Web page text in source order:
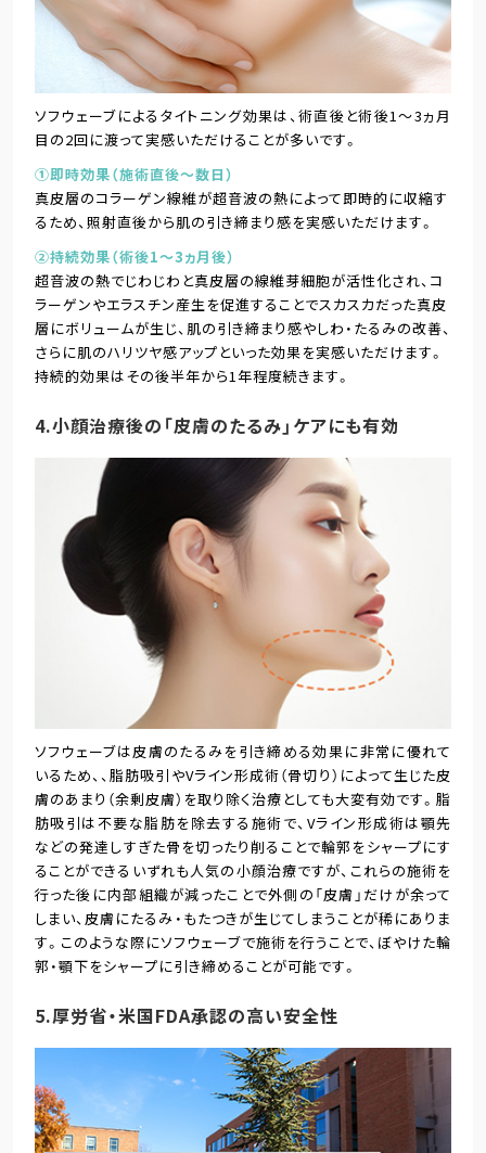
ソフウェーブによるタイトニング効果は、術直後と術後1～3ヵ月
目の2回に渡って実感いただけることが多いです。
①即時効果（施術直後～数日）
真皮層のコラーゲン線維が超音波の熱によって即時的に収縮す
るため、照射直後から肌の引き締まり感を実感いただけます。
②持続効果（術後1～3ヵ月後）
超音波の熱でじわじわと真皮層の線維芽細胞が活性化され、コ
ラーゲンやエラスチン産生を促進することでスカスカだった真皮
層にボリュームが生じ、肌の引き締まり感やしわ・たるみの改善、
さらに肌のハリツヤ感アップといった効果を実感いただけます。
持続的効果はその後半年から1年程度続きます。
4.小顔治療後の「皮膚のたるみ」ケアにも有効
ソフウェーブは皮膚のたるみを引き締める効果に非常に優れて
いるため、、脂肪吸引やVライン形成術（骨切り）によって生じた皮
膚のあまり（余剰皮膚）を取り除く治療としても大変有効です。脂
肪吸引は不要な脂肪を除去する施術で、Vライン形成術は顎先
などの発達しすぎた骨を切ったり削ることで輪郭をシャープにす
ることができるいずれも人気の小顔治療ですが、これらの施術を
行った後に内部組織が減ったことで外側の「皮膚」だけが余って
しまい、皮膚にたるみ・もたつきが生じてしまうことが稀にありま
す。このような際にソフウェーブで施術を行うことで、ぼやけた輪
郭・顎下をシャープに引き締めることが可能です。
5.厚労省・米国FDA承認の高い安全性